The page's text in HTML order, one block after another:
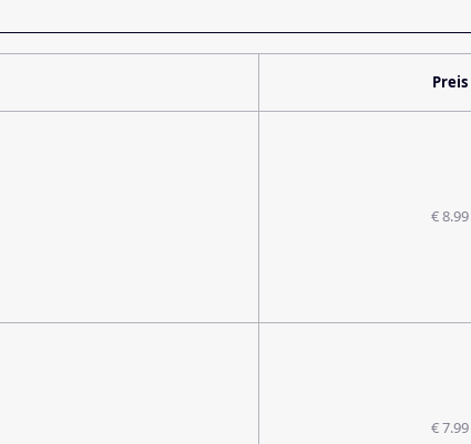
Preis
€ 8.99
€ 7.99